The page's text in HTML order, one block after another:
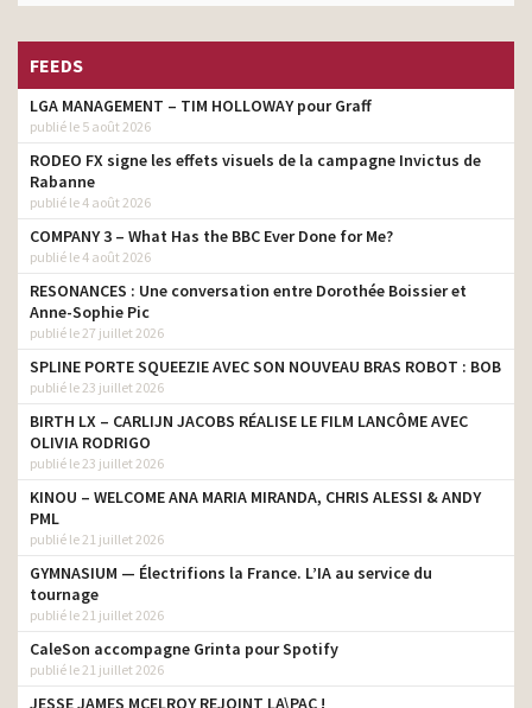
FEEDS
LGA MANAGEMENT – TIM HOLLOWAY pour Graff
publié le 5 août 2026
RODEO FX signe les effets visuels de la campagne Invictus de
Rabanne
publié le 4 août 2026
COMPANY 3 – What Has the BBC Ever Done for Me?
publié le 4 août 2026
RESONANCES : Une conversation entre Dorothée Boissier et
Anne-Sophie Pic
publié le 27 juillet 2026
SPLINE PORTE SQUEEZIE AVEC SON NOUVEAU BRAS ROBOT : BOB
publié le 23 juillet 2026
BIRTH LX – CARLIJN JACOBS RÉALISE LE FILM LANCÔME AVEC
OLIVIA RODRIGO
publié le 23 juillet 2026
KINOU – WELCOME ANA MARIA MIRANDA, CHRIS ALESSI & ANDY
PML
publié le 21 juillet 2026
GYMNASIUM — Électrifions la France. L’IA au service du
tournage
publié le 21 juillet 2026
CaleSon accompagne Grinta pour Spotify
publié le 21 juillet 2026
JESSE JAMES MCELROY REJOINT LA\PAC !